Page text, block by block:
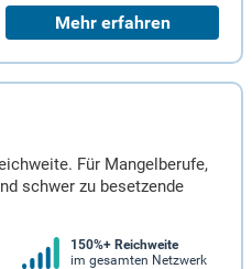
Mehr erfahren
Für Mangelberufe,
schwer zu besetzende
150%+ Reichweite
im gesamten Netzwerk